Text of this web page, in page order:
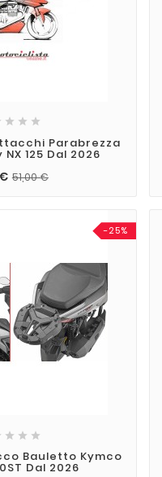
  
Parabrezza
125 Dal 2026
51,00 €
-25%
  
Bauletto Kymco
Dal 2026